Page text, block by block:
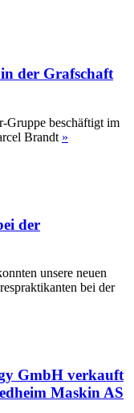
der Grafschaft
Gruppe beschäftigt im
Brandt »
der
unsere neuen
bei der
GmbH verkauft
Maskin AS